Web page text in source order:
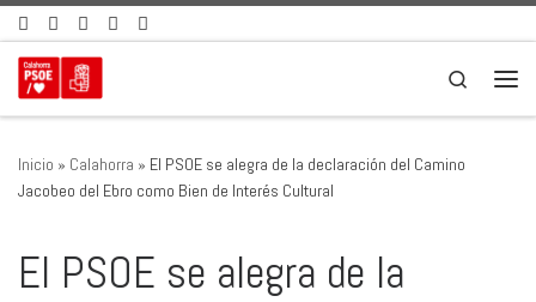
Saltar al contenido
Search
Inicio » Calahorra » El PSOE se alegra de la declaración del Camino
Jacobeo del Ebro como Bien de Interés Cultural
El PSOE se alegra de la